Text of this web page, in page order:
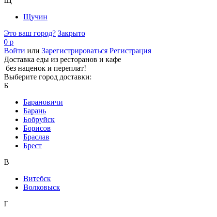
Щучин
Это ваш город? Закрыто
0 р
Войти или Зарегистрироваться Регистрация
Доставка еды из ресторанов и кафе
без наценок и переплат!
Выберите город доставки:
Б
Барановичи
Барань
Бобруйск
Борисов
Браслав
Брест
В
Витебск
Волковыск
Г